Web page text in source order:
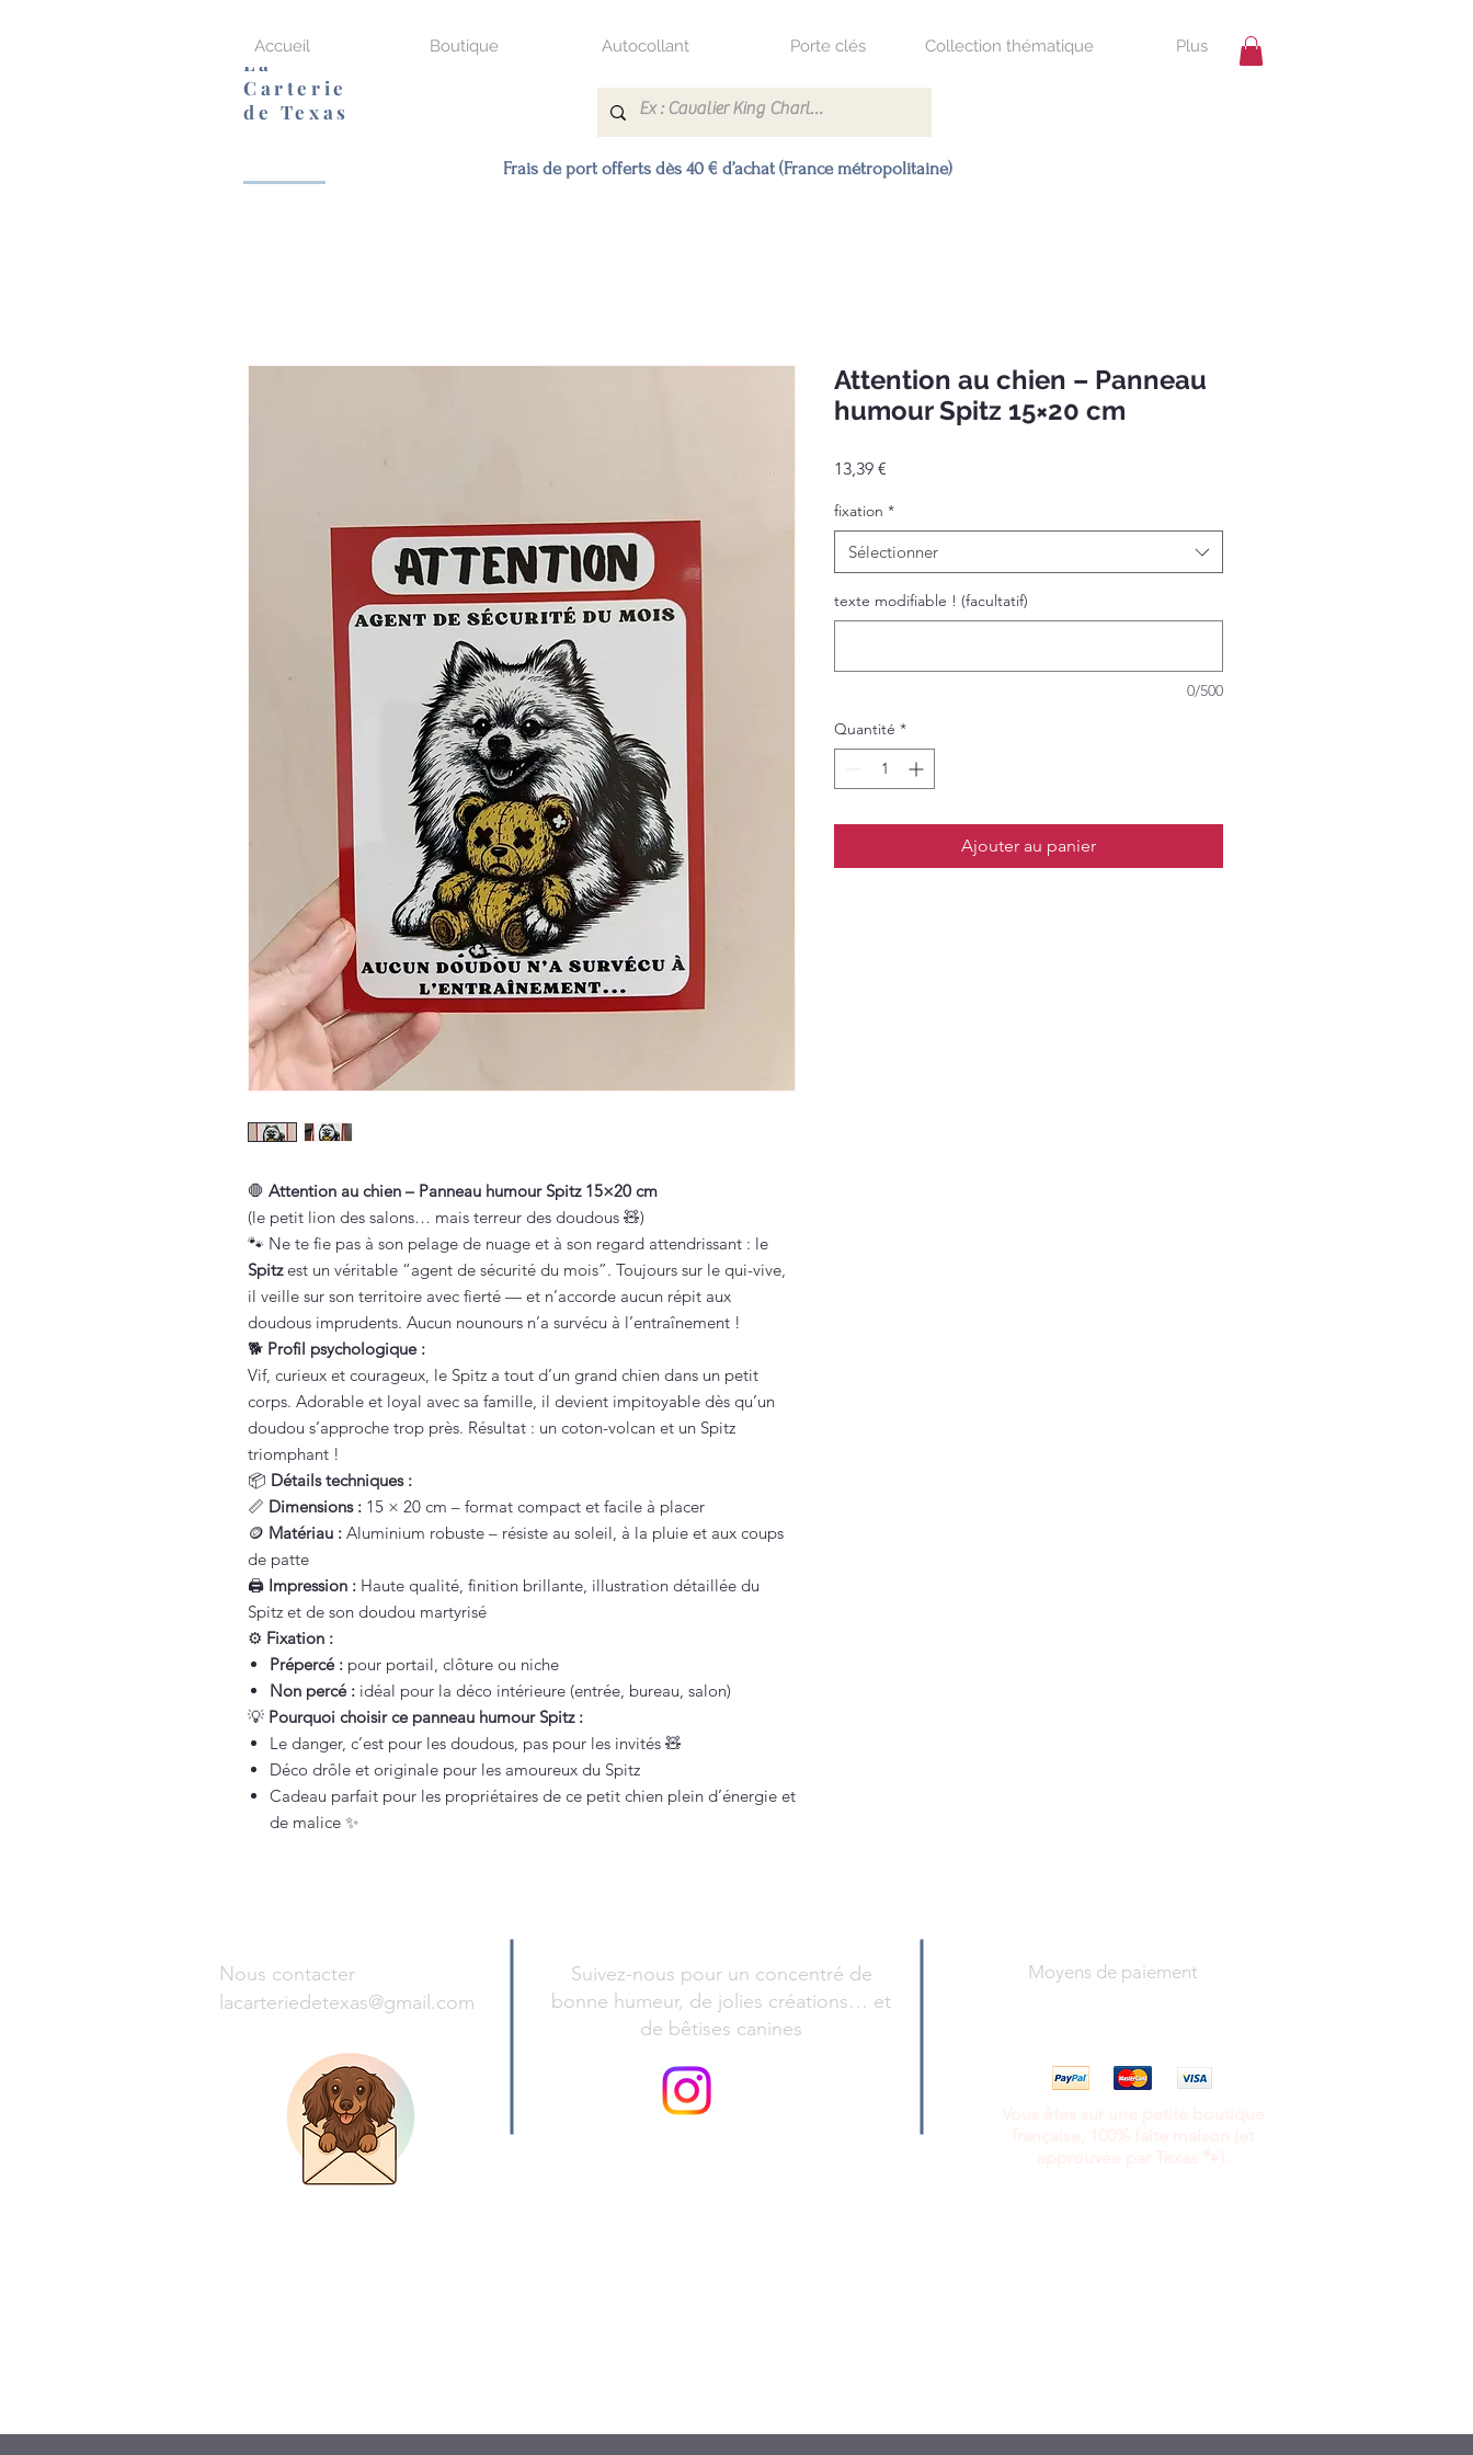
La
Carterie
de Texas
Accueil Boutique Autocollant Porte clés Collection thématique Plus
Frais de port offerts dès 40 € d’achat (France métropolitaine)
🛑 Attention au chien – Panneau humour Spitz 15×20 cm
(le petit lion des salons… mais terreur des doudous 🧸)
🐾 Ne te fie pas à son pelage de nuage et à son regard attendrissant : le
Spitzest un véritable “agent de sécurité du mois”. Toujours sur le qui-vive,
il veille sur son territoire avec fierté — et n’accorde aucun répit aux
doudous imprudents. Aucun nounours n’a survécu à l’entraînement !
🐕 Profil psychologique :
Vif, curieux et courageux, le Spitz a tout d’un grand chien dans un petit
corps. Adorable et loyal avec sa famille, il devient impitoyable dès qu’un
doudou s’approche trop près. Résultat : un coton-volcan et un Spitz
triomphant !
📦 Détails techniques :
📏 Dimensions : 15 × 20 cm – format compact et facile à placer
🪙 Matériau : Aluminium robuste – résiste au soleil, à la pluie et aux coups
de patte
🖨️ Impression : Haute qualité, finition brillante, illustration détaillée du
Spitz et de son doudou martyrisé
⚙️ Fixation :
Prépercé : pour portail, clôture ou niche
Non percé : idéal pour la déco intérieure (entrée, bureau, salon)
💡 Pourquoi choisir ce panneau humour Spitz :
Le danger, c’est pour les doudous, pas pour les invités 🧸
Déco drôle et originale pour les amoureux du Spitz
Cadeau parfait pour les propriétaires de ce petit chien plein d’énergie et
de malice ✨
Attention au chien – Panneau
humour Spitz 15×20 cm
13,39 €
fixation *
Sélectionner
texte modifiable ! (facultatif)
0/500
Quantité *
Ajouter au panier
Nous contacter
lacarteriedetexas@gmail.com
Moyens de paiement
Suivez-nous pour un concentré de
bonne humeur, de jolies créations… et
de bêtises canines